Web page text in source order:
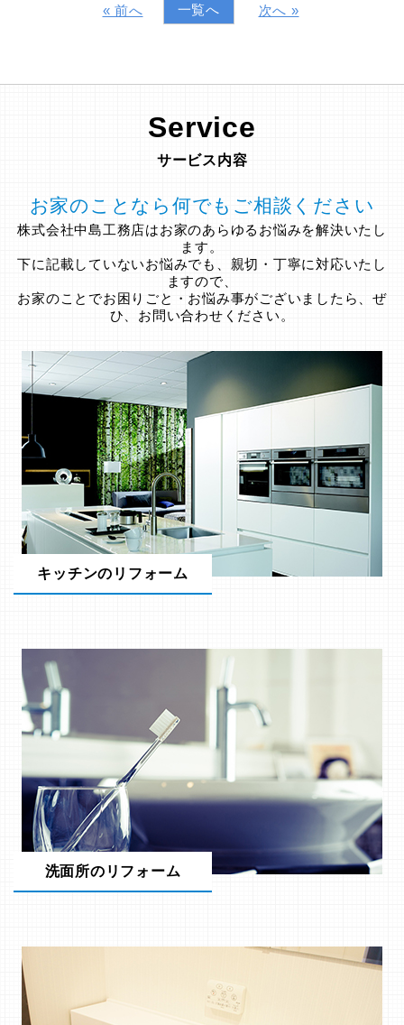
« 前へ 一覧へ 次へ »
Service
サービス内容
お家のことなら何でもご相談ください
株式会社中島工務店はお家のあらゆるお悩みを解決いたし
ます。
下に記載していないお悩みでも、親切・丁寧に対応いたし
ますので、
お家のことでお困りごと・お悩み事がございましたら、ぜ
ひ、お問い合わせください。
キッチンのリフォーム
洗面所のリフォーム